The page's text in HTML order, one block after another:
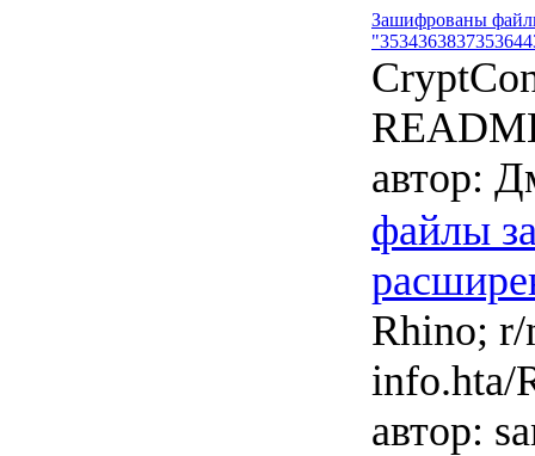
Зашифрованы
автор:
файлы
Rhino; r/
info.hta/
автор: